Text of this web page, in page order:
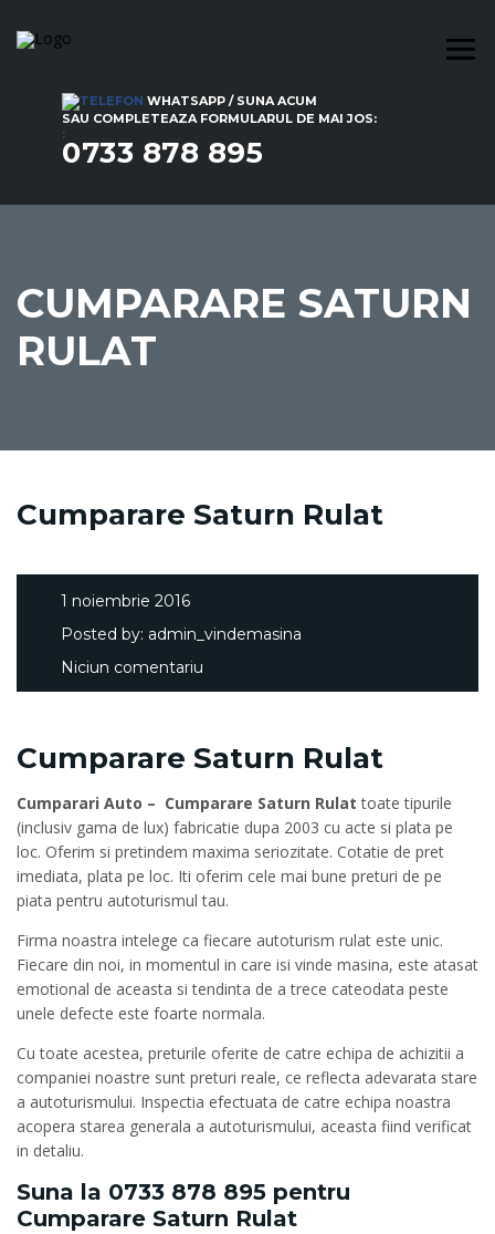
WHATSAPP / SUNA ACUM
SAU COMPLETEAZA FORMULARUL DE MAI JOS:
:
0733 878 895
CUMPARARE SATURN
RULAT
Cumparare Saturn Rulat
1 noiembrie 2016
Posted by: admin_vindemasina
Niciun comentariu
Cumparare Saturn Rulat
Cumparari Auto – Cumparare Saturn Rulat toate tipurile
(inclusiv gama de lux) fabricatie dupa 2003 cu acte si plata pe
loc. Oferim si pretindem maxima seriozitate. Cotatie de pret
imediata, plata pe loc. Iti oferim cele mai bune preturi de pe
piata pentru autoturismul tau.
Firma noastra intelege ca fiecare autoturism rulat este unic.
Fiecare din noi, in momentul in care isi vinde masina, este atasat
emotional de aceasta si tendinta de a trece cateodata peste
unele defecte este foarte normala.
Cu toate acestea, preturile oferite de catre echipa de achizitii a
companiei noastre sunt preturi reale, ce reflecta adevarata stare
a autoturismului. Inspectia efectuata de catre echipa noastra
acopera starea generala a autoturismului, aceasta fiind verificat
in detaliu.
Suna la 0733 878 895 pentru
Cumparare Saturn Rulat